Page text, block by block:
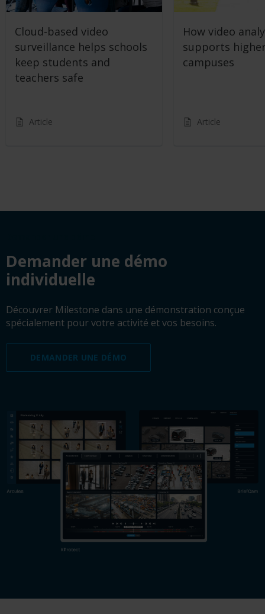
Cloud-based video
surveillance helps schools
keep students and
teachers safe
Article
How video
supports
campuses
Article
Demander une démo
individuelle
Découvrer Milestone dans une démonstration conçue
spécialement pour votre activité et vos besoins.
DEMANDER UNE DÉMO